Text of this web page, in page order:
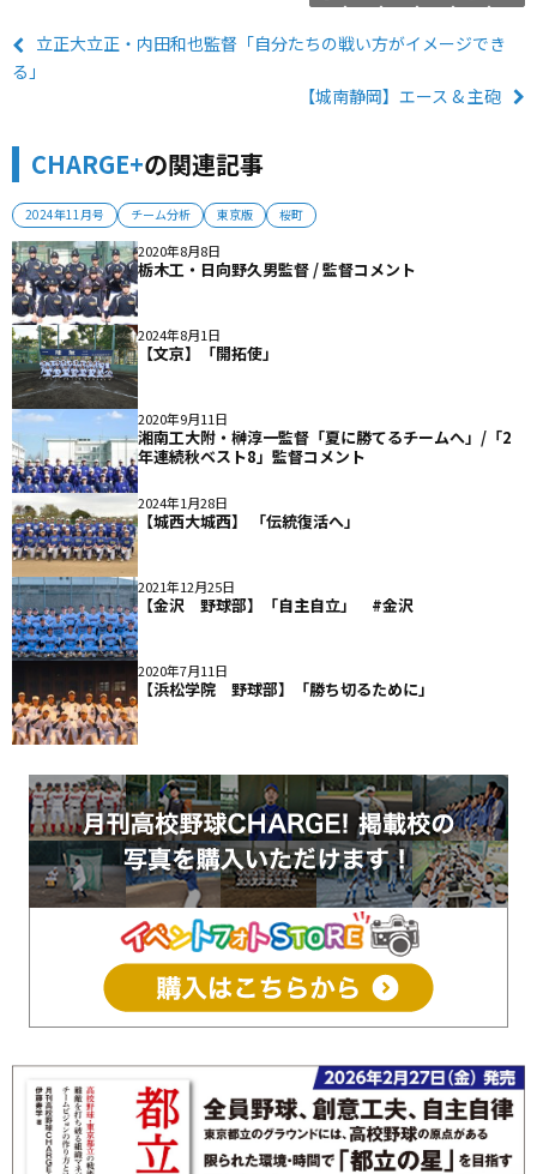
立正大立正・内田和也監督「自分たちの戦い方がイメージでき
る」
【城南静岡】エース & 主砲
CHARGE+の関連記事
2024年11月号 チーム分析 東京版 桜町
2020年8月8日
栃木工・日向野久男監督 / 監督コメント
2024年8月1日
【文京】「開拓使」
2020年9月11日
湘南工大附・榊淳一監督「夏に勝てるチームへ」/「2
年連続秋ベスト8」監督コメント
2024年1月28日
【城西大城西】 「伝統復活へ」
2021年12月25日
【金沢 野球部】「自主自立」 #金沢
2020年7月11日
【浜松学院 野球部】「勝ち切るために」